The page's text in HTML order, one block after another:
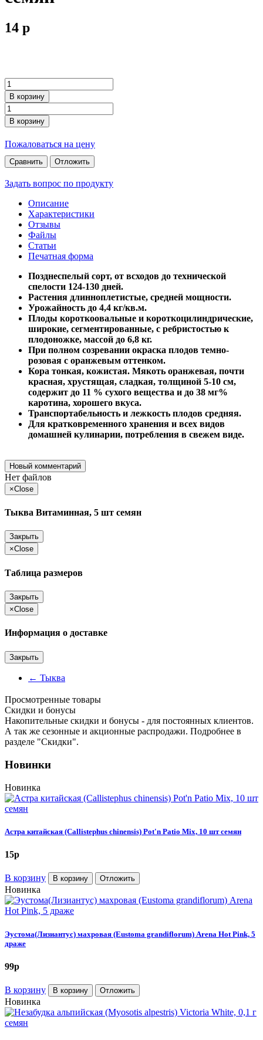
14 p
В корзину
В корзину
Пожаловаться на цену
Сравнить Отложить
Задать вопрос по продукту
Описание
Характеристики
Отзывы
Файлы
Статьи
Печатная форма
Позднеспелый сорт, от всходов до технической
спелости 124-130 дней.
Растения длинноплетистые, средней мощности.
Урожайность до 4,4 кг/кв.м.
Плоды короткоовальные и короткоцилиндрические,
широкие, сегментированные, с ребристостью к
плодоножке, массой до 6,8 кг.
При полном созревании окраска плодов темно-
розовая с оранжевым оттенком.
Кора тонкая, кожистая. Мякоть оранжевая, почти
красная, хрустящая, сладкая, толщиной 5-10 см,
содержит до 11 % сухого вещества и до 38 мг%
каротина, хорошего вкуса.
Транспортабельность и лежкость плодов средняя.
Для кратковременного хранения и всех видов
домашней кулинарии, потребления в свежем виде.
Новый комментарий
Нет файлов
×Close
Тыква Витаминная, 5 шт семян
Закрыть
×Close
Таблица размеров
Закрыть
×Close
Информация о доставке
Закрыть
← Тыква
Просмотренные товары
Cкидки и бонусы
Накопительные скидки и бонусы - для постоянных клиентов.
А так же сезонные и акционные распродажи. Подробнее в
разделе "Скидки".
Новинки
Новинка
Астра китайская (Callistephus chinensis) Pot'n Patio Mix, 10 шт семян
15p
В корзину В корзину Отложить
Новинка
Эустома(Лизиантус) махровая (Eustoma grandiflorum) Arena Hot Pink, 5
драже
99p
В корзину В корзину Отложить
Новинка